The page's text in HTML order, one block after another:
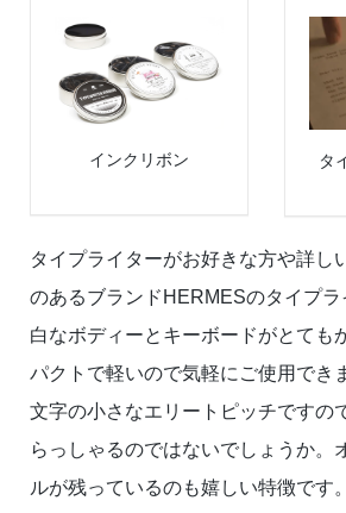
インクリボン タ
タイプライターがお好きな方や詳し
のあるブランドHERMESのタイプラ
白なボディーとキーボードがとても
パクトで軽いので気軽にご使用でき
文字の小さなエリートピッチですの
らっしゃるのではないでしょうか。
ルが残っているのも嬉しい特徴です